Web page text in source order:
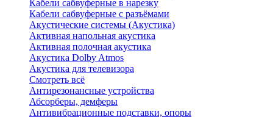
Кабели сабвуферные в нарезку
Кабели сабвуферные с разъёмами
Акустические системы (Акустика)
Активная напольная акустика
Активная полочная акустика
Акустика Dolby Atmos
Акустика для телевизора
Смотреть всё
Антирезонансные устройства
Абсорберы, демферы
Антивибрационные подставки, опоры